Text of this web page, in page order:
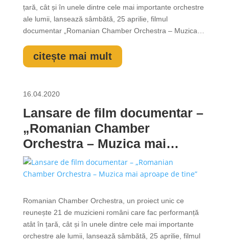
țară, cât și în unele dintre cele mai importante orchestre
ale lumii, lansează sâmbătă, 25 aprilie, filmul
documentar „Romanian Chamber Orchestra – Muzica
urmat de un Artist Talk care îi aduce în fața publicului,
într-un spațiu digital ce ține...
citește mai mult
16.04.2020
Lansare de film documentar –
„Romanian Chamber
Orchestra – Muzica mai
aproape de tine”
Romanian Chamber Orchestra, un proiect unic ce
reunește 21 de muzicieni români care fac performanță
atât în țară, cât și în unele dintre cele mai importante
orchestre ale lumii, lansează sâmbătă, 25 aprilie, filmul